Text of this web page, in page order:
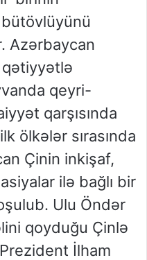
Azərbaycan
qətiyyətlə
qeyri-
qarşısında
ölkələr sırasında
Çinin inkişaf,
ilə bağlı bir
Ulu Öndər
qoyduğu Çinlə
İlham